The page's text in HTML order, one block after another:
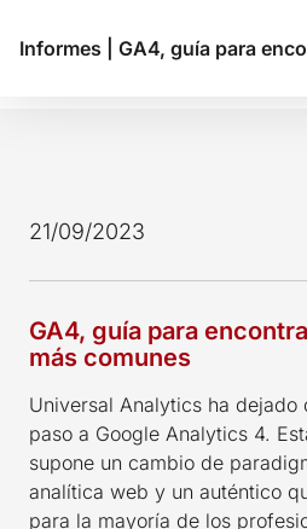
Informes GA4, guía para encontrar las
21/09/2023
GA4, guía para
más comunes
Universal Analytics ha
paso a Google Analytics 4.
supone un cambio de
analítica web y un auténtico
para la mayoría de los